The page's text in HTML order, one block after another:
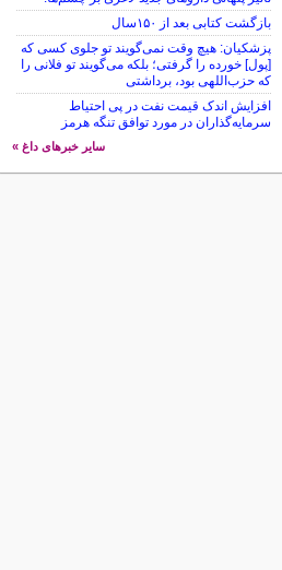
بازگشت کتابی بعد از ۱۵۰سال
پزشکیان: هیچ وقت نمی‌گویند تو جلوی کسی که
[پول] خورده را گرفتی؛ بلکه می‌گویند تو فلانی را
که حزب‌اللهی بود، برداشتی
افزایش اندک قیمت نفت در پی احتیاط
سرمایه‌گذاران در مورد توافق تنگه هرمز
سایر خبرهای داغ »